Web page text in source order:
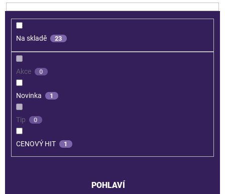
Na skladě 23
Akce 0
Novinka 1
Tip 0
CENOVÝ HIT 1
POHLAVÍ